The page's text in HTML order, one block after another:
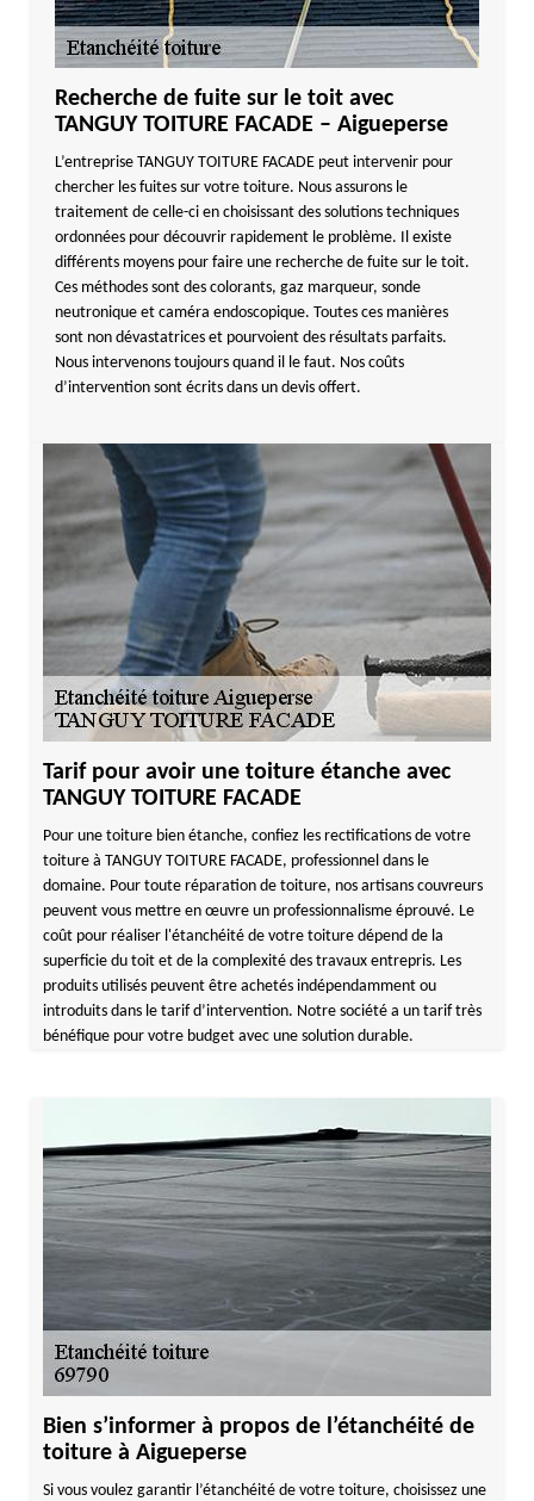
Recherche de fuite sur le toit avec
TANGUY TOITURE FACADE – Aigueperse
L’entreprise TANGUY TOITURE FACADE peut intervenir pour
chercher les fuites sur votre toiture. Nous assurons le
traitement de celle-ci en choisissant des solutions techniques
ordonnées pour découvrir rapidement le problème. Il existe
différents moyens pour faire une recherche de fuite sur le toit.
Ces méthodes sont des colorants, gaz marqueur, sonde
neutronique et caméra endoscopique. Toutes ces manières
sont non dévastatrices et pourvoient des résultats parfaits.
Nous intervenons toujours quand il le faut. Nos coûts
d’intervention sont écrits dans un devis offert.
Tarif pour avoir une toiture étanche avec
TANGUY TOITURE FACADE
Pour une toiture bien étanche, confiez les rectifications de votre
toiture à TANGUY TOITURE FACADE, professionnel dans le
domaine. Pour toute réparation de toiture, nos artisans couvreurs
peuvent vous mettre en œuvre un professionnalisme éprouvé. Le
coût pour réaliser l'étanchéité de votre toiture dépend de la
superficie du toit et de la complexité des travaux entrepris. Les
produits utilisés peuvent être achetés indépendamment ou
introduits dans le tarif d’intervention. Notre société a un tarif très
bénéfique pour votre budget avec une solution durable.
Bien s’informer à propos de l’étanchéité de
toiture à Aigueperse
Si vous voulez garantir l’étanchéité de votre toiture, choisissez une